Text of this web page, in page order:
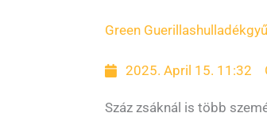
Green Guerillas
2025. April 15. 11:32
Száz zsáknál is több